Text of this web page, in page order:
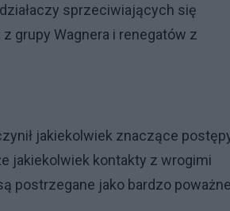
sprzeciwiających się
grupy Wagnera i renegatów z
jakiekolwiek znaczące
jakiekolwiek kontakty z wrogimi
postrzegane jako bardzo